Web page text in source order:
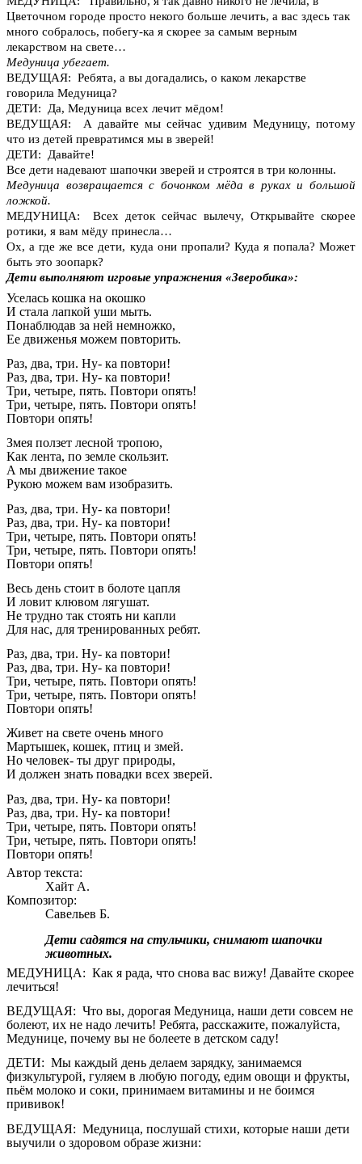
Цветочном городе просто некого больше лечить, а вас здесь так
много собралось, побегу-ка я скорее за самым верным
лекарством на свете…
Медуница убегает.
ВЕДУЩАЯ: Ребята, а вы догадались, о каком лекарстве
говорила Медуница?
ДЕТИ: Да, Медуница всех лечит мёдом!
ВЕДУЩАЯ: А давайте мы сейчас удивим Медуницу, потому
что из детей превратимся мы в зверей!
ДЕТИ: Давайте!
Все дети надевают шапочки зверей и строятся в три колонны.
Медуница возвращается с бочонком мёда в руках и большой
ложкой.
МЕДУНИЦА: Всех деток сейчас вылечу, Открывайте скорее
ротики, я вам мёду принесла…
Ох, а где же все дети, куда они пропали? Куда я попала? Может
быть это зоопарк?
Дети выполняют игровые упражнения «Зверобика»:
Уселась кошка на окошко
И стала лапкой уши мыть.
Понаблюдав за ней немножко,
Ее движенья можем повторить.
Раз, два, три. Ну- ка повтори!
Раз, два, три. Ну- ка повтори!
Три, четыре, пять. Повтори опять!
Три, четыре, пять. Повтори опять!
Повтори опять!
Змея ползет лесной тропою,
Как лента, по земле скользит.
А мы движение такое
Рукою можем вам изобразить.
Раз, два, три. Ну- ка повтори!
Раз, два, три. Ну- ка повтори!
Три, четыре, пять. Повтори опять!
Три, четыре, пять. Повтори опять!
Повтори опять!
Весь день стоит в болоте цапля
И ловит клювом лягушат.
Не трудно так стоять ни капли
Для нас, для тренированных ребят.
Раз, два, три. Ну- ка повтори!
Раз, два, три. Ну- ка повтори!
Три, четыре, пять. Повтори опять!
Три, четыре, пять. Повтори опять!
Повтори опять!
Живет на свете очень много
Мартышек, кошек, птиц и змей.
Но человек- ты друг природы,
И должен знать повадки всех зверей.
Раз, два, три. Ну- ка повтори!
Раз, два, три. Ну- ка повтори!
Три, четыре, пять. Повтори опять!
Три, четыре, пять. Повтори опять!
Повтори опять!
Автор текста:
Хайт А.
Композитор:
Савельев Б.
Дети садятся на стульчики, снимают шапочки
животных.
МЕДУНИЦА: Как я рада, что снова вас вижу! Давайте скорее
лечиться!
ВЕДУЩАЯ: Что вы, дорогая Медуница, наши дети совсем не
болеют, их не надо лечить! Ребята, расскажите, пожалуйста,
Медунице, почему вы не болеете в детском саду!
ДЕТИ: Мы каждый день делаем зарядку, занимаемся
физкультурой, гуляем в любую погоду, едим овощи и фрукты,
пьём молоко и соки, принимаем витамины и не боимся
прививок!
ВЕДУЩАЯ: Медуница, послушай стихи, которые наши дети
выучили о здоровом образе жизни: